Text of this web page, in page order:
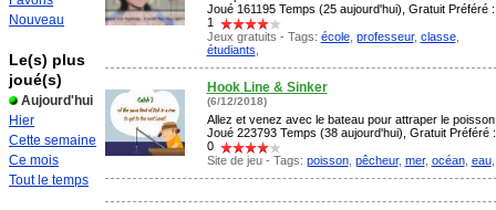
Nouveau
Le(s) plus
joué(s)
Aujourd'hui
Hier
Cette semaine
Ce mois
Tout le temps
Joué 161195 Temps (25 aujourd'hui), Gratuit Préféré :
1
Jeux gratuits - Tags: école, professeur, classe,
étudiants
Hook Line & Sinker
(6/12/2018)
Allez et venez avec le bateau pour attraper le poisson
Joué 223793 Temps (38 aujourd'hui), Gratuit Préféré :
0
Site de jeu - Tags: poisson, pêcheur, mer, océan, eau,